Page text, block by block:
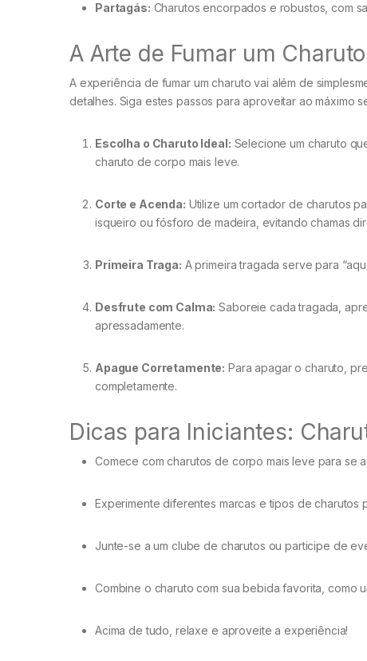
Partagás: Charutos encorpados e robustos, com
A Arte de Fumar um
A experiência de fumar um charuto vai além de
detalhes. Siga estes passos para aproveitar ao máximo
Escolha o Charuto Ideal: Selecione um charuto
charuto de corpo mais leve.
Corte e Acenda: Utilize um cortador de charutos
isqueiro ou fósforo de madeira, evitando chamas
Primeira Traga: A primeira tragada serve para
Desfrute com Calma: Saboreie cada tragada,
apressadamente.
Apague Corretamente: Para apagar o charuto,
completamente.
Dicas para Iniciantes:
Comece com charutos de corpo mais leve para se
Experimente diferentes marcas e tipos de charutos
Junte-se a um clube de charutos ou participe de
Combine o charuto com sua bebida favorita, como
Acima de tudo, relaxe e aproveite a experiência!